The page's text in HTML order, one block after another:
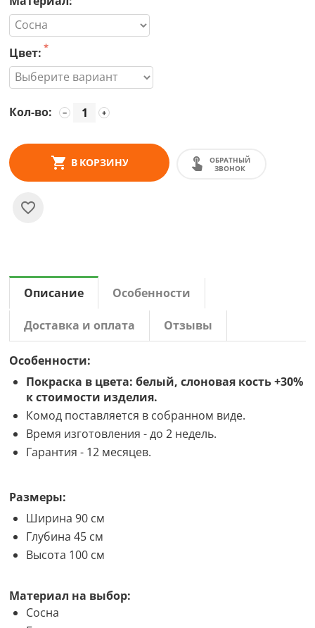
Цвет:
Кол-во: +
−
В КОРЗИНУ
ОБРАТНЫЙ
ЗВОНОК
Описание Особенности
Доставка и оплата Отзывы
Особенности:
Покраска в цвета: белый, слоновая кость +30%
к стоимости изделия.
Комод поставляется в собранном виде.
Время изготовления - до 2 недель.
Гарантия - 12 месяцев.
Размеры:
Ширина 90 см
Глубина 45 см
Высота 100 см
Материал на выбор:
Сосна